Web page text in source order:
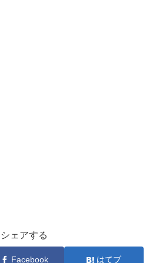
シェアする
Facebook はてブ